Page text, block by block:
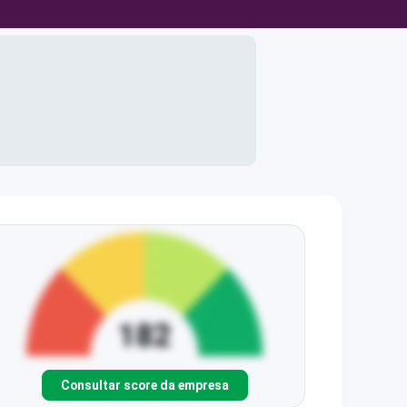
Consultar score da empresa